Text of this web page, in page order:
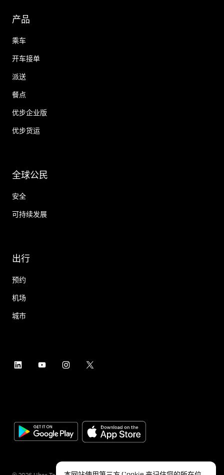
产品
乘车
开车接单
派送
餐点
优步企业版
优步货运
全球公民
安全
可持续发展
出行
预约
机场
城市